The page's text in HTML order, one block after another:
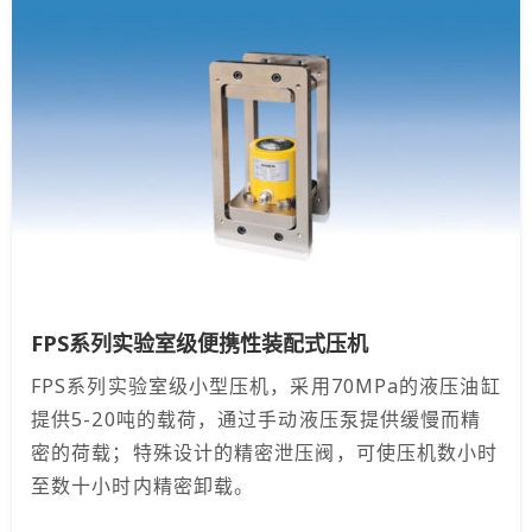
FPS系列实验室级便携性装配式压机
FPS系列实验室级小型压机，采用70MPa的液压油缸
提供5-20吨的载荷，通过手动液压泵提供缓慢而精
密的荷载；特殊设计的精密泄压阀，可使压机数小时
至数十小时内精密卸载。